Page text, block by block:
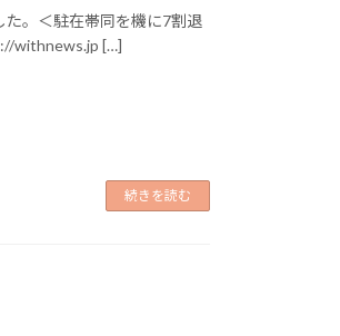
。＜駐在帯同を機に7割退
withnews.jp […]
続きを読む